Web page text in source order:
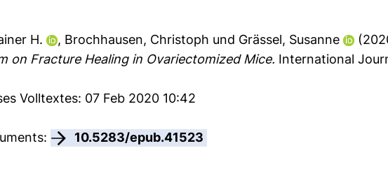
H. , Brochhausen, Christoph und Grässel, Susanne
on Fracture Healing in Ovariectomized Mice. International
Volltextes: 07 Feb 2020 10:42
10.5283/epub.41523